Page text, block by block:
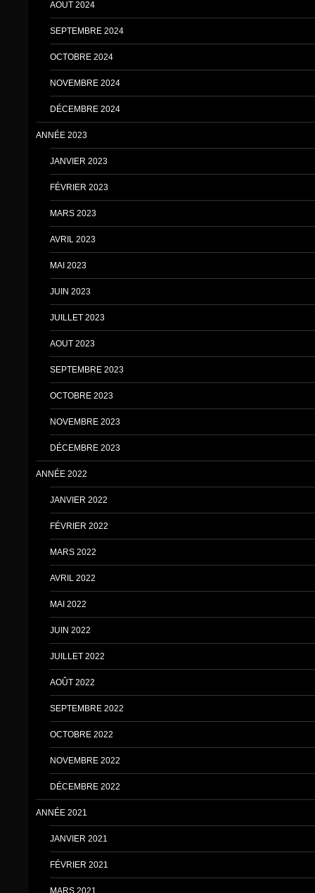
AOUT 2024
SEPTEMBRE 2024
OCTOBRE 2024
NOVEMBRE 2024
DÉCEMBRE 2024
ANNÉE 2023
JANVIER 2023
FÉVRIER 2023
MARS 2023
AVRIL 2023
MAI 2023
JUIN 2023
JUILLET 2023
AOUT 2023
SEPTEMBRE 2023
OCTOBRE 2023
NOVEMBRE 2023
DÉCEMBRE 2023
ANNÉE 2022
JANVIER 2022
FÉVRIER 2022
MARS 2022
AVRIL 2022
MAI 2022
JUIN 2022
JUILLET 2022
AOÛT 2022
SEPTEMBRE 2022
OCTOBRE 2022
NOVEMBRE 2022
DÉCEMBRE 2022
ANNÉE 2021
JANVIER 2021
FÉVRIER 2021
MARS 2021